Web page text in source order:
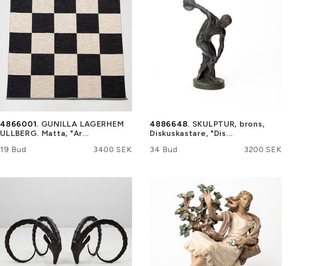
4866001. GUNILLA LAGERHEM
ULLBERG. Matta, "Ar...
19 Bud
3400 SEK
4886648. SKULPTUR, brons,
Diskuskastare, "Dis...
34 Bud
3200 SEK